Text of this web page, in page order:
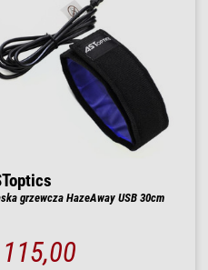
grzewcza HazeAway USB 30cm